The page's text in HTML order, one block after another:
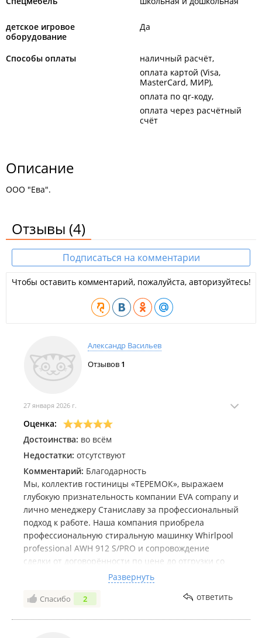
детское игровое
оборудование
Да
Способы оплаты
наличный расчёт
оплата картой (Visa,
MasterCard, МИР)
оплата по qr-коду
оплата через расчётный
счёт
Описание
ООО "Ева".
Отзывы (4)
Подписаться на комментарии
Чтобы оставить комментарий, пожалуйста, авторизуйтесь!
Александр Васильев
Отзывов 1
27 января 2026 г.
Оценка:
Достоинства: во всём
Недостатки: отсутствуют
Комментарий: Благодарность
Мы, коллектив гостиницы «ТЕРЕМОК», выражаем
глубокую признательность компании EVA company и
лично менеджеру Станиславу за профессиональный
подход к работе. Наша компания приобрела
профессиональную стиральную машинку Whirlpool
professional AWH 912 S/PRO и сопровождение
сделки от договорённости по цене до отгрузки со
склада тщательно сопровождалось и
контролировалось Станиславом. Сервисом и
покупкой остались очень довольны. Будем сами
Развернуть
Спасибо 2 ответить